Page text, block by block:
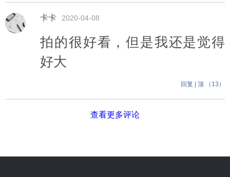
卡卡 2020-04-08
拍的很好看，但是我还是觉得
好大
回复 顶 （ 13 ）
查看更多评论